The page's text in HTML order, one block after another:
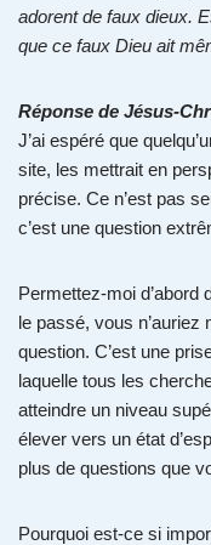
adorent de faux dieux.
que ce faux Dieu ait
Réponse de Jésus-
J’ai espéré que
site, les mettrait en
précise. Ce n’est pas
c’est une question
Permettez-moi d’abord
le passé, vous
question. C’est une
laquelle tous les
atteindre un niveau
élever vers un état
plus de questions que
Pourquoi est-ce si